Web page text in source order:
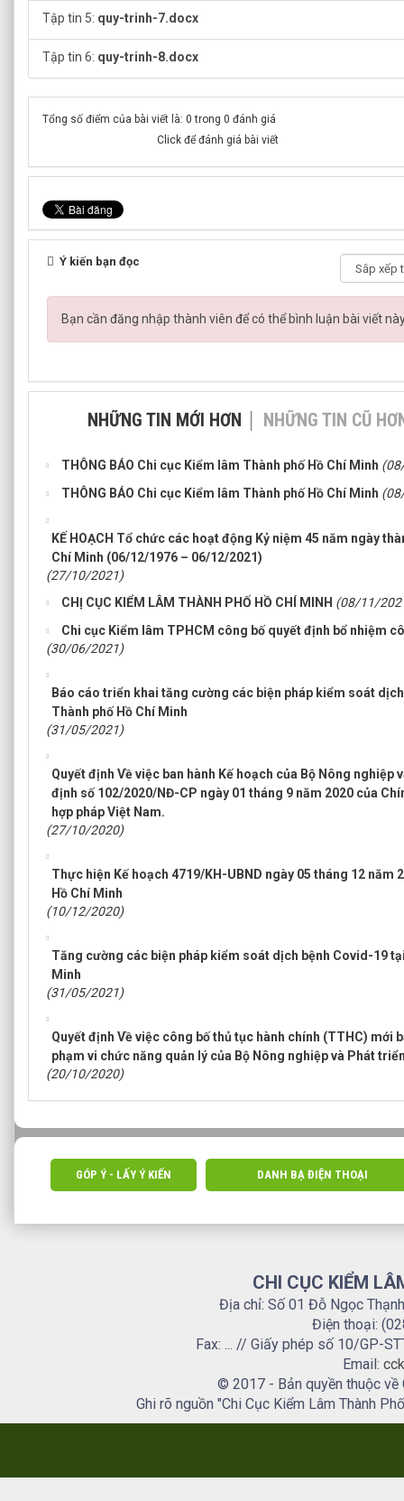
Tập tin 5: quy-trinh-7.docx
Tập tin 6: quy-trinh-8.docx
Tổng số điểm của bài viết là: 0 trong 0 đánh giá
Click để đánh giá bài viết
Ý kiến bạn đọc
Bạn cần đăng nhập thành viên để có thể bình luận bài viết
NHỮNG TIN MỚI HƠN NHỮNG TIN CŨ
THÔNG BÁO Chi cục Kiểm lâm Thành phố Hồ Chí Minh
THÔNG BÁO Chi cục Kiểm lâm Thành phố Hồ Chí Minh
KẾ HOẠCH Tổ chức các hoạt động Kỷ niệm 45 năm ngày
Chí Minh (06/12/1976 – 06/12/2021)
(27/10/2021)
CHỊ CỤC KIỂM LÂM THÀNH PHỐ HỒ CHÍ MINH (08/11/
Chi cục Kiểm lâm TPHCM công bố quyết định bổ nhiệm
(30/06/2021)
Báo cáo triển khai tăng cường các biện pháp kiểm soát
Thành phố Hồ Chí Minh
(31/05/2021)
Quyết định Về việc ban hành Kế hoạch của Bộ Nông
định số 102/2020/NĐ-CP ngày 01 tháng 9 năm 2020 của
hợp pháp Việt Nam.
(27/10/2020)
Thực hiện Kế hoạch 4719/KH-UBND ngày 05 tháng 12 năm
Hồ Chí Minh
(10/12/2020)
Tăng cường các biện pháp kiểm soát dịch bệnh Covid-19
Minh
(31/05/2021)
Quyết định Về việc công bố thủ tục hành chính (TTHC) mới
phạm vi chức năng quản lý của Bộ Nông nghiệp và Phát
(20/10/2020)
GÓP Ý - LẤY Ý KIẾN DANH BẠ ĐIỆN THOẠI
CHI CỤC KIỂM
Địa chỉ: Số 01 Đỗ Ngọc
Điện thoại:
Fax: ... // Giấy phép số 10/GP-
Email:
© 2017 - Bản quyền thuộc về
Ghi rõ nguồn "Chi Cục Kiểm Lâm Thành